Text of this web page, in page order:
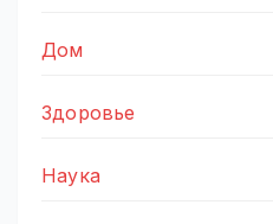
Дом
Здоровье
Наука